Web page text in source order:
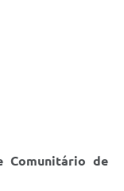
Comunitário de